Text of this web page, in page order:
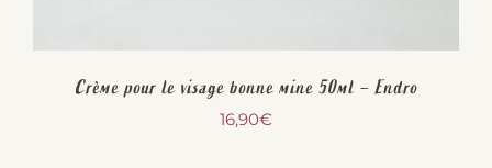
Crème pour le visage bonne mine 50ml – Endro
16,90€